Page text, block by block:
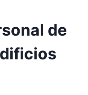
de